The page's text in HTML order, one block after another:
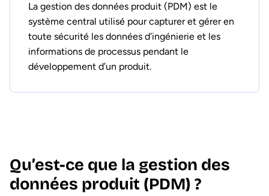
La gestion des données produit (PDM) est le
système central utilisé pour capturer et gérer en
toute sécurité les données d'ingénierie et les
informations de processus pendant le
développement d’un produit.
Qu’est-ce que la gestion des
données produit (PDM) ?